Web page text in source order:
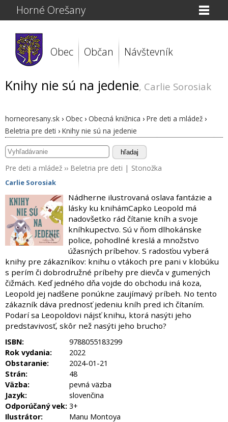
Horné Orešany
Obec Občan Návštevník
Knihy nie sú na jedenie, Carlie Sorosiak
horneoresany.sk › Obec › Obecná knižnica › Pre deti a mládež ›
Beletria pre deti › Knihy nie sú na jedenie
hľadaj
Pre deti a mládež ›› Beletria pre deti | Stonožka
Carlie Sorosiak
Nádherne ilustrovaná oslava fantázie a
lásky ku knihámCapko Leopold má
nadovšetko rád čítanie kníh a svoje
kníhkupectvo. Sú v ňom dlhokánske
police, pohodlné kreslá a množstvo
úžasných príbehov. S radosťou vyberá
knihy pre zákazníkov: knihu o vtákoch pre pani v klobúku
s perím či dobrodružné príbehy pre dievča v gumených
čižmách. Keď jedného dňa vojde do obchodu iná koza,
Leopold jej nadšene ponúkne zaujímavý príbeh. No tento
zákazník dáva prednosť jedeniu kníh pred ich čítaním.
Podarí sa Leopoldovi nájsť knihu, ktorá nasýti jeho
predstavivosť, skôr než nasýti jeho brucho?
ISBN:
9788055183299
Rok vydania:
2022
Obstaranie:
2024-01-21
Strán:
48
Väzba:
pevná väzba
Jazyk:
slovenčina
Odporúčaný vek: 3+
Ilustrátor:
Manu Montoya